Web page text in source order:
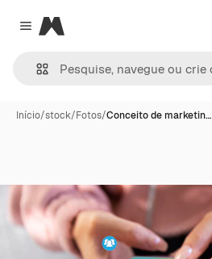
Close menu
Magnific
Início/stock/Fotos/Conceito de marketin…